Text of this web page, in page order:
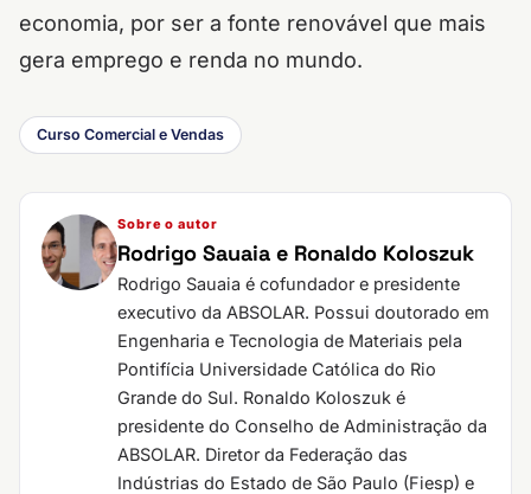
economia, por ser a fonte renovável que mais
gera emprego e renda no mundo.
Curso Comercial e Vendas
Sobre o autor
Rodrigo Sauaia e Ronaldo Koloszuk
Rodrigo Sauaia é cofundador e presidente
executivo da ABSOLAR. Possui doutorado em
Engenharia e Tecnologia de Materiais pela
Pontifícia Universidade Católica do Rio
Grande do Sul. Ronaldo Koloszuk é
presidente do Conselho de Administração da
ABSOLAR. Diretor da Federação das
Indústrias do Estado de São Paulo (Fiesp) e